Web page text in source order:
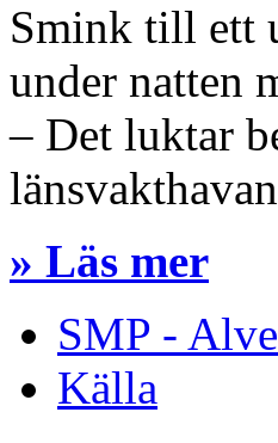
Smink till ett
under natten
– Det luktar
» Läs mer
SMP -
Källa